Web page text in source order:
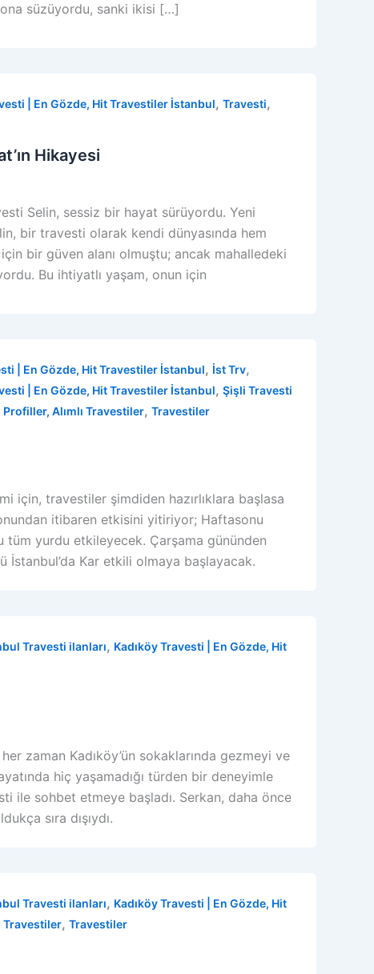
süzüyordu, sanki ikisi […]
| En Gözde, Hit Travestiler İstanbul, Travesti,
Hikayesi
Selin, sessiz bir hayat sürüyordu. Yeni
bir travesti olarak kendi dünyasında hem
bir güven alanı olmuştu; ancak mahalledeki
Bu ihtiyatlı yaşam, onun için
| En Gözde, Hit Travestiler İstanbul, İst Trv,
| En Gözde, Hit Travestiler İstanbul, Şişli Travesti
Alımlı Travestiler, Travestiler
için, travestiler şimdiden hazırlıklara başlasa
itibaren etkisini yitiriyor; Haftasonu
tüm yurdu etkileyecek. Çarşama gününden
İstanbul’da Kar etkili olmaya başlayacak.
Travesti ilanları, Kadıköy Travesti | En Gözde, Hit
zaman Kadıköy’ün sokaklarında gezmeyi ve
hiç yaşamadığı türden bir deneyimle
ile sohbet etmeye başladı. Serkan, daha önce
sıra dışıydı.
Travesti ilanları, Kadıköy Travesti | En Gözde, Hit
Travestiler, Travestiler